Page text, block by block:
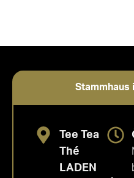
Stammhaus
Tee Tea
Thé
LADEN